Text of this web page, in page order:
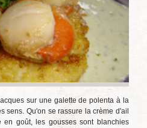
sur une galette de polenta à la
sens. Qu'on se rassure la crème d'ail
goût, les gousses sont blanchies